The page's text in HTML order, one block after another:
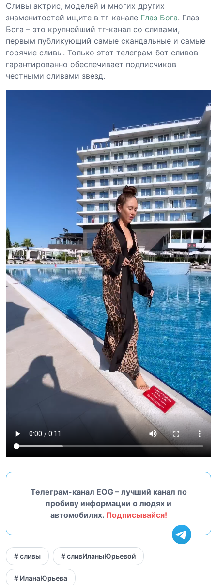
Сливы актрис, моделей и многих других
знаменитостей ищите в тг-канале Глаз Бога. Глаз
Бога – это крупнейший тг-канал со сливами,
первым публикующий самые скандальные и самые
горячие сливы. Только этот телеграм-бот сливов
гарантированно обеспечивает подписчиков
честными сливами звезд.
Телеграм-канал EOG – лучший канал по
пробиву информации о людях и
автомобилях. Подписывайся!
# сливы # сливИланыЮрьевой
# ИланаЮрьева